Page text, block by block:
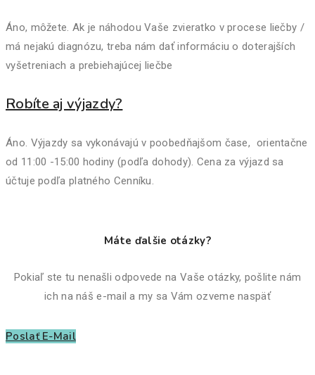
Áno, môžete. Ak je náhodou Vaše zvieratko v procese liečby /
má nejakú diagnózu, treba nám dať informáciu o doterajších
vyšetreniach a prebiehajúcej liečbe
Robíte aj výjazdy?
Áno. Výjazdy sa vykonávajú v poobedňajšom čase, orientačne
od 11:00 -15:00 hodiny (podľa dohody). Cena za výjazd sa
účtuje podľa platného Cenníku.
Máte ďalšie otázky?
Pokiaľ ste tu nenašli odpovede na Vaše otázky, pošlite nám
ich na náš e-mail a my sa Vám ozveme naspäť
Poslať E-Mail